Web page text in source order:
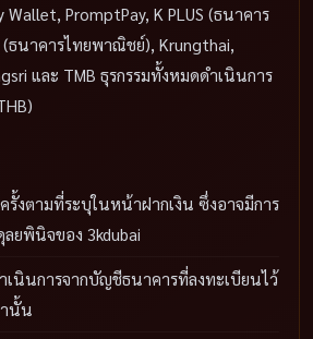
PromptPay, K PLUS (ธนาคาร
(ธนาคารไทยพาณิชย์), Krungthai,
และ TMB ธุรกรรมทั้งหมดดำเนินการ
งตามที่ระบุในหน้าฝากเงิน ซึ่งอาจมีการ
ยพินิจของ 3kdubai
เนินการจากบัญชีธนาคารที่ลงทะเบียนไว้
นั้น